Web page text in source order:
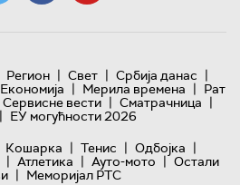
Регион | Свет | Србија данас |
Економија | Мерила времена | Рат
Сервисне вести | Сматрачница |
| ЕУ могућности 2026
Кошарка | Тенис | Одбојка |
| Атлетика | Ауто-мото | Остали
| Меморијал РТС